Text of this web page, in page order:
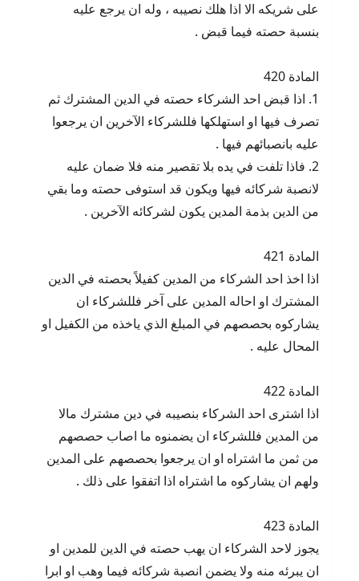
على شريكه الا اذا هلك نصيبه ، وله ان يرجع عليه
بنسبة حصته فيما قبض .
المادة 420
1. اذا قبض احد الشركاء حصته في الدين المشترك ثم
تصرف فيها او استهلكها فللشركاء الآخرين ان يرجعوا
عليه بانصبائهم فيها .
2. فاذا تلفت في يده بلا تقصير منه فلا ضمان عليه
لانصبة شركائه فيها ويكون قد استوفى حصته وما بقي
من الدين بذمة المدين يكون لشركائه الآخرين .
المادة 421
اذا اخذ احد الشركاء من المدين كفيلاً بحصته في الدين
المشترك او احاله المدين على آخر فللشركاء ان
يشاركوه بحصصهم في المبلغ الذي ياخذه من الكفيل او
المحال عليه .
المادة 422
اذا اشترى احد الشركاء بنصيبه في دين مشترك مالا
من المدين فللشركاء ان يضمنوه ما اصاب حصصهم
من ثمن ما اشتراه او ان يرجعوا بحصصهم على المدين
ولهم ان يشاركوه ما اشتراه اذا اتفقوا على ذلك .
المادة 423
يجوز لاحد الشركاء ان يهب حصته في الدين للمدين او
ان يبرئه منه ولا يضمن انصبة شركائه فيما وهب او ابرا